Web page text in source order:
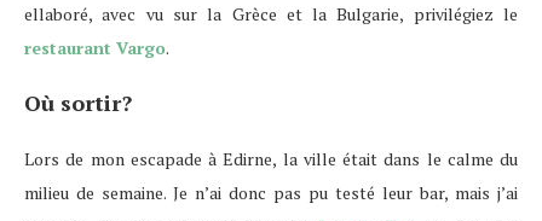
ellaboré, avec vu sur la Grèce et la Bulgarie, privilégiez le
restaurant Vargo.
Où sortir?
Lors de mon escapade à Edirne, la ville était dans le calme du
milieu de semaine. Je n’ai donc pas pu testé leur bar, mais j’ai